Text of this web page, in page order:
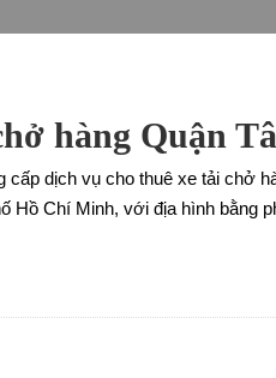
hàng Quận
cấp dịch vụ cho thuê xe tải chở
Hồ Chí Minh, với địa hình bằng